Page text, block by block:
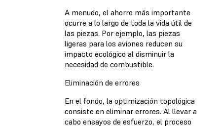
A menudo, el ahorro más importante
ocurre a lo largo de toda la vida útil de
las piezas. Por ejemplo, las piezas
ligeras para los aviones reducen su
impacto ecológico al disminuir la
necesidad de combustible.
Eliminación de errores
En el fondo, la optimización topológica
consiste en eliminar errores. Al llevar a
cabo ensayos de esfuerzo, el proceso